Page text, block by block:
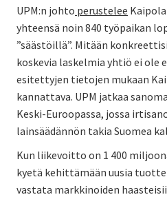
UPM:n johto perustelee
yhteensä noin 840 työpaikan
”säästöillä”. Mitään
koskevia laskelmia yhtiö ei ole
esitettyjen tietojen mukaan
kannattava. UPM jatkaa
Keski-Euroopassa, jossa
lainsäädännön takia Suomea
Kun liikevoitto on 1 400
kyetä kehittämään uusia
vastata markkinoiden